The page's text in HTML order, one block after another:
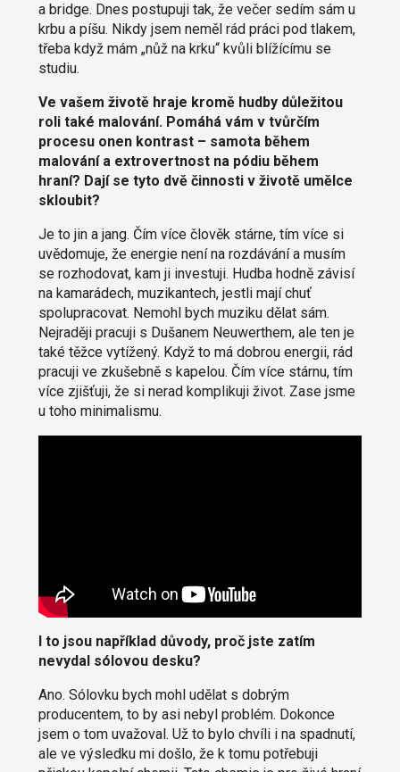
a bridge. Dnes postupuji tak, že večer sedím sám u
krbu a píšu. Nikdy jsem neměl rád práci pod tlakem,
třeba když mám „nůž na krku“ kvůli blížícímu se
studiu.
Ve vašem životě hraje kromě hudby důležitou
roli také malování. Pomáhá vám v tvůrčím
procesu onen kontrast – samota během
malování a extrovertnost na pódiu během
hraní? Dají se tyto dvě činnosti v životě umělce
skloubit?
Je to jin a jang. Čím více člověk stárne, tím více si
uvědomuje, že energie není na rozdávání a musím
se rozhodovat, kam ji investuji. Hudba hodně závisí
na kamarádech, muzikantech, jestli mají chuť
spolupracovat. Nemohl bych muziku dělat sám.
Nejraději pracuji s Dušanem Neuwerthem, ale ten je
také těžce vytížený. Když to má dobrou energii, rád
pracuji ve zkušebně s kapelou. Čím více stárnu, tím
více zjišťuji, že si nerad komplikuji život. Zase jsme
u toho minimalismu.
I to jsou například důvody, proč jste zatím
nevydal sólovou desku?
Ano. Sólovku bych mohl udělat s dobrým
producentem, to by asi nebyl problém. Dokonce
jsem o tom uvažoval. Už to bylo chvíli i na spadnutí,
ale ve výsledku mi došlo, že k tomu potřebuji